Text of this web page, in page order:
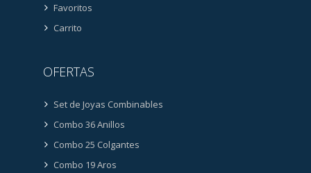
Favoritos
Carrito
OFERTAS
Set de Joyas Combinables
Combo 36 Anillos
Combo 25 Colgantes
Combo 19 Aros